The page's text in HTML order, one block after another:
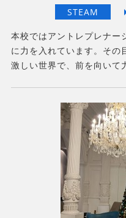
本校ではアントレプレナー
に力を入れています。その
激しい世界で、前を向いて